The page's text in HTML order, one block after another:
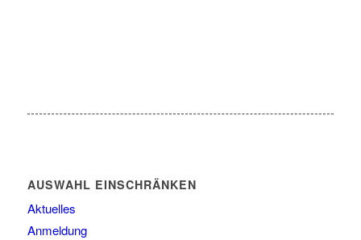
AUSWAHL EINSCHRÄNKEN
Aktuelles
Anmeldung